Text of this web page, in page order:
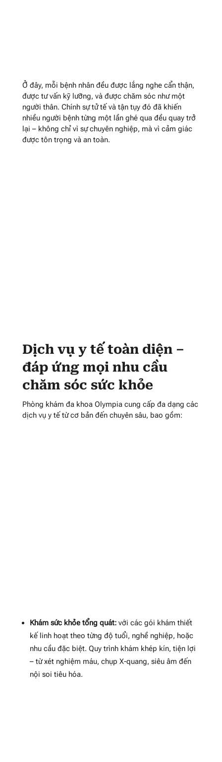
Ở đây, mỗi bệnh nhân đều được lắng nghe cẩn thận,
được tư vấn kỹ lưỡng, và được chăm sóc như một
người thân. Chính sự tử tế và tận tụy đó đã khiến
nhiều người bệnh từng một lần ghé qua đều quay trở
lại – không chỉ vì sự chuyên nghiệp, mà vì cảm giác
được tôn trọng và an toàn.
Dịch vụ y tế toàn diện –
đáp ứng mọi nhu cầu
chăm sóc sức khỏe
Phòng khám đa khoa Olympia cung cấp đa dạng các
dịch vụ y tế từ cơ bản đến chuyên sâu, bao gồm:
Khám sức khỏe tổng quát:với các gói khám thiết
kế linh hoạt theo từng độ tuổi, nghề nghiệp, hoặc
nhu cầu đặc biệt. Quy trình khám khép kín, tiện lợi
– từ xét nghiệm máu, chụp X-quang, siêu âm đến
nội soi tiêu hóa.